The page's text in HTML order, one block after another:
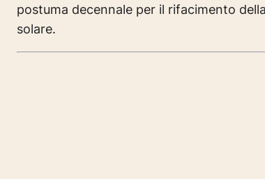
postuma decennale per il rifacimento
solare.